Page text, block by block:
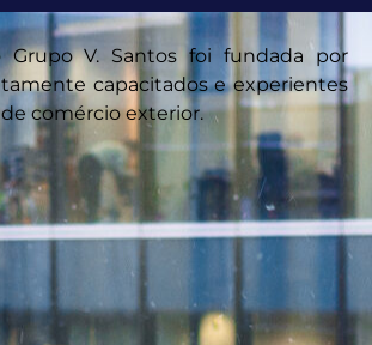
Grupo V. Santos foi fundada por
capacitados e experientes
comércio exterior.